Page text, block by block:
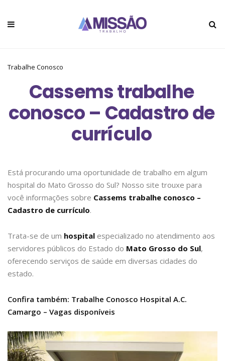
Trabalhe Conosco
Cassems trabalhe
conosco – Cadastro de
currículo
Está procurando uma oportunidade de trabalho em algum
hospital do Mato Grosso do Sul? Nosso site trouxe para
você informações sobre Cassems trabalhe conosco –
Cadastro de currículo.
Trata-se de um hospital especializado no atendimento aos
servidores públicos do Estado do Mato Grosso do Sul,
oferecendo serviços de saúde em diversas cidades do
estado.
Confira também: Trabalhe Conosco Hospital A.C.
Camargo – Vagas disponíveis